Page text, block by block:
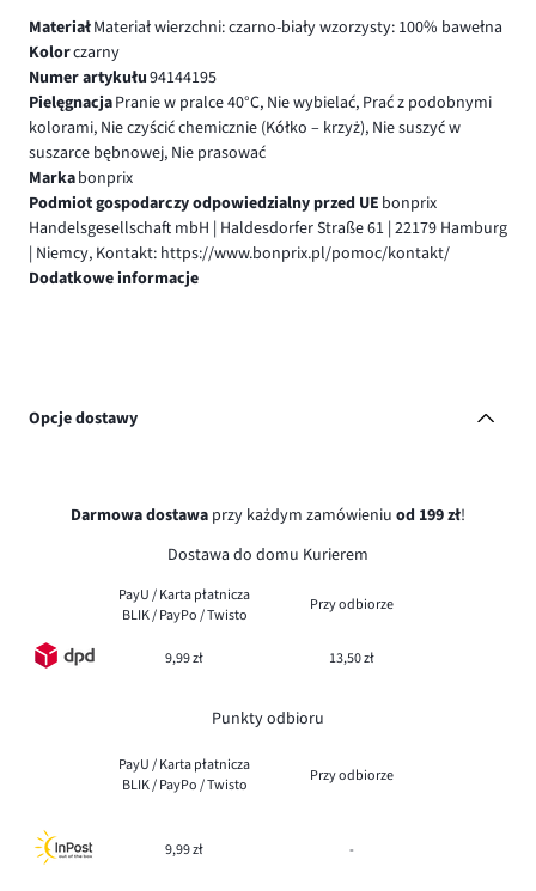
MateriałMateriał wierzchni: czarno-biały wzorzysty: 100% bawełna
Kolorczarny
Numer artykułu94144195
PielęgnacjaPranie w pralce 40°C, Nie wybielać, Prać z podobnymi
kolorami, Nie czyścić chemicznie (Kółko – krzyż), Nie suszyć w
suszarce bębnowej, Nie prasować
Markabonprix
Podmiot gospodarczy odpowiedzialny przed UE bonprix
Handelsgesellschaft mbH | Haldesdorfer Straße 61 | 22179 Hamburg
| Niemcy, Kontakt: https://www.bonprix.pl/pomoc/kontakt/
Dodatkowe informacje
Opcje dostawy
Darmowa dostawa przy każdym zamówieniu od 199 zł!
Dostawa do domu Kurierem
PayU / Karta płatnicza
BLIK / PayPo / Twisto
Przy odbiorze
9,99 zł 13,50 zł
Punkty odbioru
PayU / Karta płatnicza
BLIK / PayPo / Twisto
Przy odbiorze
9,99 zł -